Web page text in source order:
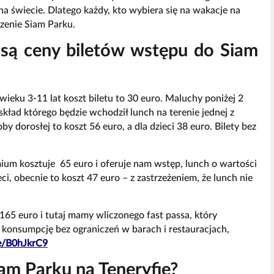
świecie. Dlatego każdy, kto wybiera się na wakacje na
Siam Parku.
ceny biletów wstępu do Siam
3-11 lat koszt biletu to 30 euro. Maluchy poniżej 2
którego będzie wchodził lunch na terenie jednej z
dorosłej to koszt 56 euro, a dla dzieci 38 euro. Bilety bez
kosztuje 65 euro i oferuje nam wstęp, lunch o wartości
obecnie to koszt 47 euro – z zastrzeżeniem, że lunch nie
euro i tutaj mamy wliczonego fast passa, który
bez ograniczeń w barach i restauracjach,
B0hJkrC9
Parku na Teneryfie?